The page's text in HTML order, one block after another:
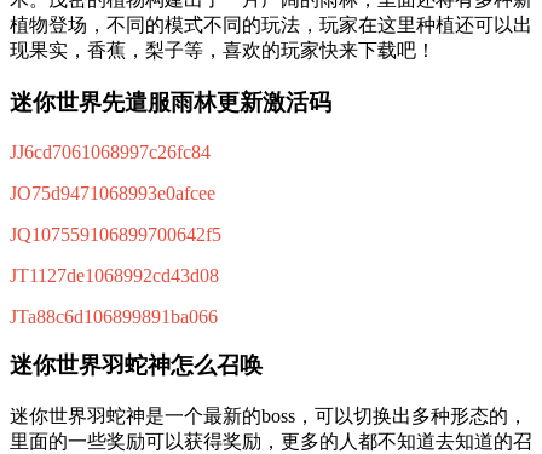
植物登场，不同的模式不同的玩法，玩家在这里种植还可以出
现果实，香蕉，梨子等，喜欢的玩家快来下载吧！
迷你世界先遣服雨林更新激活码
JJ6cd7061068997c26fc84
JO75d9471068993e0afcee
JQ107559106899700642f5
JT1127de1068992cd43d08
JTa88c6d106899891ba066
迷你世界羽蛇神怎么召唤
迷你世界羽蛇神是一个最新的boss，可以切换出多种形态的，
里面的一些奖励可以获得奖励，更多的人都不知道去知道的召